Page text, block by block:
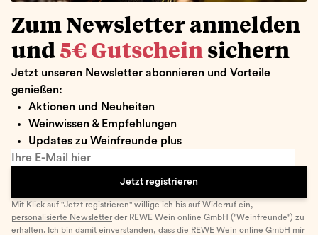
Zum Newsletter anmelden
und 5€ Gutschein sichern
Jetzt unseren Newsletter abonnieren und Vorteile
genießen:
Aktionen und Neuheiten
Weinwissen & Empfehlungen
Updates zu Weinfreunde plus
Ihre E-Mail hier
Jetzt registrieren
Mit Klick auf "Jetzt registrieren" willige ich bis auf Widerruf ein,
personalisierte Newsletter der REWE Wein online GmbH ("Weinfreunde") zu
erhalten. Ich bin damit einverstanden, dass die REWE Wein online GmbH mir